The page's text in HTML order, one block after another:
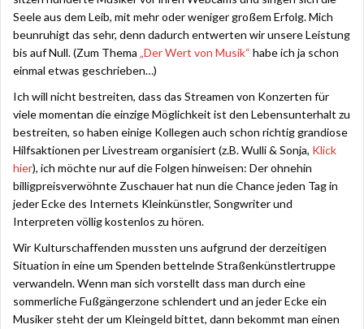
Seele aus dem Leib, mit mehr oder weniger großem Erfolg. Mich
beunruhigt das sehr, denn dadurch entwerten wir unsere Leistung
bis auf Null. (Zum Thema „Der Wert von Musik“ habe ich ja schon
einmal etwas geschrieben…)
Ich will nicht bestreiten, dass das Streamen von Konzerten für
viele momentan die einzige Möglichkeit ist den Lebensunterhalt zu
bestreiten, so haben einige Kollegen auch schon richtig grandiose
Hilfsaktionen per Livestream organisiert (z.B. Wulli & Sonja, Klick
hier), ich möchte nur auf die Folgen hinweisen: Der ohnehin
billigpreisverwöhnte Zuschauer hat nun die Chance jeden Tag in
jeder Ecke des Internets Kleinkünstler, Songwriter und
Interpreten völlig kostenlos zu hören.
Wir Kulturschaffenden mussten uns aufgrund der derzeitigen
Situation in eine um Spenden bettelnde Straßenkünstlertruppe
verwandeln. Wenn man sich vorstellt dass man durch eine
sommerliche Fußgängerzone schlendert und an jeder Ecke ein
Musiker steht der um Kleingeld bittet, dann bekommt man einen